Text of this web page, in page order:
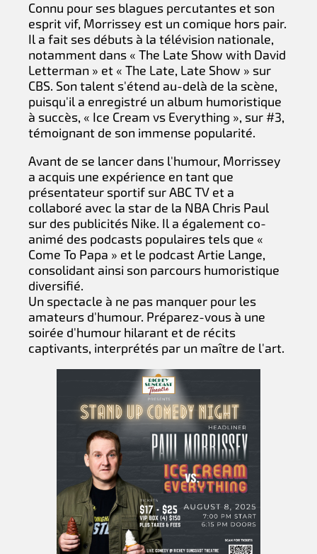
Connu pour ses blagues percutantes et son
esprit vif, Morrissey est un comique hors pair.
Il a fait ses débuts à la télévision nationale,
notamment dans « The Late Show with David
Letterman » et « The Late, Late Show » sur
CBS. Son talent s'étend au-delà de la scène,
puisqu'il a enregistré un album humoristique
à succès, « Ice Cream vs Everything », sur #3,
témoignant de son immense popularité.
Avant de se lancer dans l'humour, Morrissey
a acquis une expérience en tant que
présentateur sportif sur ABC TV et a
collaboré avec la star de la NBA Chris Paul
sur des publicités Nike. Il a également co-
animé des podcasts populaires tels que «
Come To Papa » et le podcast Artie Lange,
consolidant ainsi son parcours humoristique
diversifié.
Un spectacle à ne pas manquer pour les
amateurs d'humour. Préparez-vous à une
soirée d'humour hilarant et de récits
captivants, interprétés par un maître de l'art.